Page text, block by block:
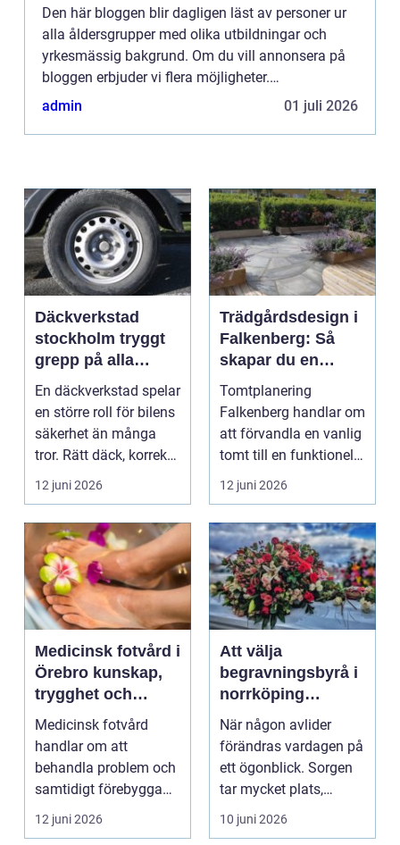
Den här bloggen blir dagligen läst av personer ur
alla åldersgrupper med olika utbildningar och
yrkesmässig bakgrund. Om du vill annonsera på
bloggen erbjuder vi flera möjligheter.
Bannerannonser är endast ett av alternativen.
admin 01 juli 2026
Däckverkstad
stockholm tryggt
grepp på alla
vägar
En däckverkstad spelar
en större roll för bilens
säkerhet än många
tror. Rätt däck, korrekt
monterin...
12 juni 2026
Trädgårdsdesign i
Falkenberg: Så
skapar du en
genomtänkt
trädgård som
håller över tid
Tomtplanering
Falkenberg handlar om
att förvandla en vanlig
tomt till en funktionell,
vacker oc...
12 juni 2026
Medicinsk fotvård i
Örebro kunskap,
trygghet och
vardagskomfort
Medicinsk fotvård
handlar om att
behandla problem och
samtidigt förebygga
framtida besvär. För
många...
12 juni 2026
Att välja
begravningsbyrå i
norrköping
trygghet, stöd och
praktisk hjälp
När någon avlider
förändras vardagen på
ett ögonblick. Sorgen
tar mycket plats,
samtidigt som många
10 juni 2026